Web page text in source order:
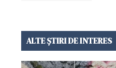
ALTE ȘTIRI DE INTERES